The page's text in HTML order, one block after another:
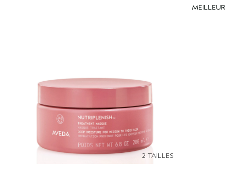
2 TAILLES